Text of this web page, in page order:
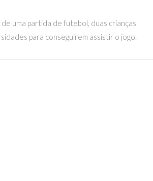
uma partida de futebol, duas crianças
para conseguirem assistir o jogo.